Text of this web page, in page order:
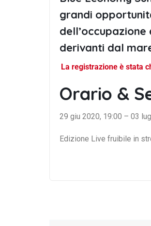
grandi
derivanti dal
La registrazione è stata
Orario &
29 giu 2020, 19:00 – 03
Edizione Live fruibile in